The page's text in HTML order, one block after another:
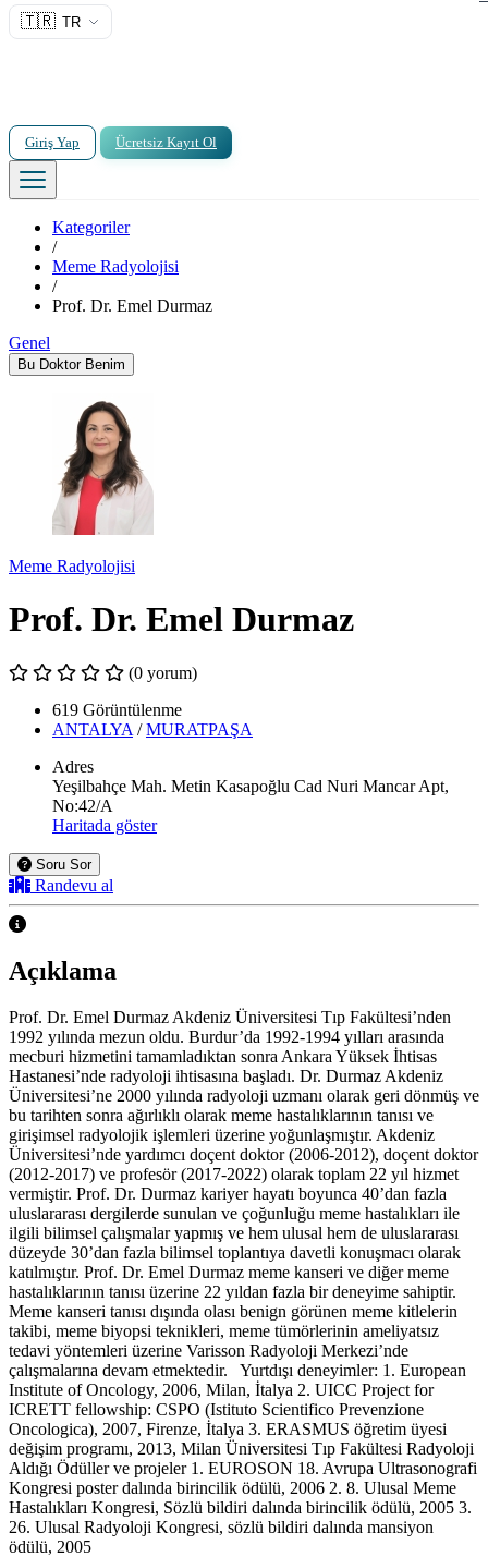
🇹🇷 TR
Giriş Yap Ücretsiz Kayıt Ol
Kategoriler
/
Meme Radyolojisi
/
Prof. Dr. Emel Durmaz
Genel
Bu Doktor Benim
Meme Radyolojisi
Prof. Dr. Emel Durmaz
(0 yorum)
619 Görüntülenme
ANTALYA /MURATPAŞA
Adres
Yeşilbahçe Mah. Metin Kasapoğlu Cad Nuri Mancar Apt,
No:42/A
Haritada göster
Soru Sor
Randevu al
Açıklama
Prof. Dr. Emel Durmaz Akdeniz Üniversitesi Tıp Fakültesi’nden
1992 yılında mezun oldu. Burdur’da 1992-1994 yılları arasında
mecburi hizmetini tamamladıktan sonra Ankara Yüksek İhtisas
Hastanesi’nde radyoloji ihtisasına başladı. Dr. Durmaz Akdeniz
Üniversitesi’ne 2000 yılında radyoloji uzmanı olarak geri dönmüş ve
bu tarihten sonra ağırlıklı olarak meme hastalıklarının tanısı ve
girişimsel radyolojik işlemleri üzerine yoğunlaşmıştır. Akdeniz
Üniversitesi’nde yardımcı doçent doktor (2006-2012), doçent doktor
(2012-2017) ve profesör (2017-2022) olarak toplam 22 yıl hizmet
vermiştir. Prof. Dr. Durmaz kariyer hayatı boyunca 40’dan fazla
uluslararası dergilerde sunulan ve çoğunluğu meme hastalıkları ile
ilgili bilimsel çalışmalar yapmış ve hem ulusal hem de uluslararası
düzeyde 30’dan fazla bilimsel toplantıya davetli konuşmacı olarak
katılmıştır. Prof. Dr. Emel Durmaz meme kanseri ve diğer meme
hastalıklarının tanısı üzerine 22 yıldan fazla bir deneyime sahiptir.
Meme kanseri tanısı dışında olası benign görünen meme kitlelerin
takibi, meme biyopsi teknikleri, meme tümörlerinin ameliyatsız
tedavi yöntemleri üzerine Varisson Radyoloji Merkezi’nde
çalışmalarına devam etmektedir. Yurtdışı deneyimler: 1. European
Institute of Oncology, 2006, Milan, İtalya 2. UICC Project for
ICRETT fellowship: CSPO (Istituto Scientifico Prevenzione
Oncologica), 2007, Firenze, İtalya 3. ERASMUS öğretim üyesi
değişim programı, 2013, Milan Üniversitesi Tıp Fakültesi Radyoloji
Aldığı Ödüller ve projeler 1. EUROSON 18. Avrupa Ultrasonografi
Kongresi poster dalında birincilik ödülü, 2006 2. 8. Ulusal Meme
Hastalıkları Kongresi, Sözlü bildiri dalında birincilik ödülü, 2005 3.
26. Ulusal Radyoloji Kongresi, sözlü bildiri dalında mansiyon
ödülü, 2005